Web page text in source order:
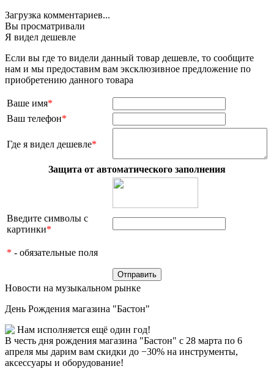
Загрузка комментариев...
Вы просматривали
Я видел дешевле
Если вы где то видели данный товар дешевле, то сообщите
нам и мы предоставим вам эксклюзивное предложение по
приобретению данного товара
Ваше имя*
Ваш телефон*
Где я видел дешевле*
Защита от автоматического заполнения
Введите символы с
картинки*
* - обязательные поля
Новости на музыкальном рынке
День Рождения магазина "Бастон"
Нам исполняется ещё один год!
В честь дня рождения магазина "Бастон" с 28 марта по 6
апреля мы дарим вам скидки до −30% на инструменты,
аксессуары и оборудование!